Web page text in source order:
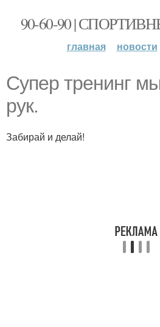
90-60-90 |
главная новости
Супер тренинг
рук.
Забирай и делай!